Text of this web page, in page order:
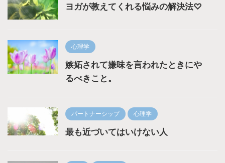
ヨガが教えてくれる悩みの解決法♡
心理学
嫉妬されて嫌味を言われたときにや
るべきこと。
パートナーシップ 心理学
最も近づいてはいけない人